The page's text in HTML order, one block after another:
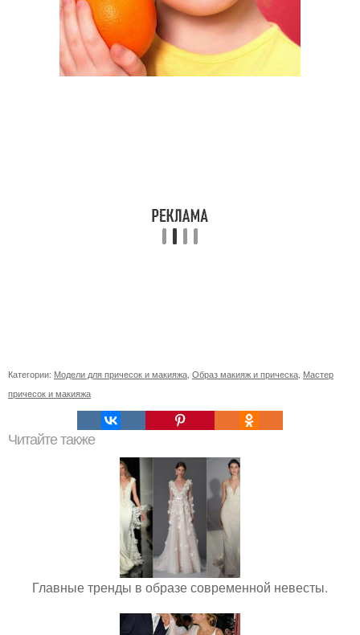
Категории: Модели для причесок и макияжа Образ макияж и прическа Мастер
причесок и макияжа
Читайте также
Главные тренды в образе современной невесты.